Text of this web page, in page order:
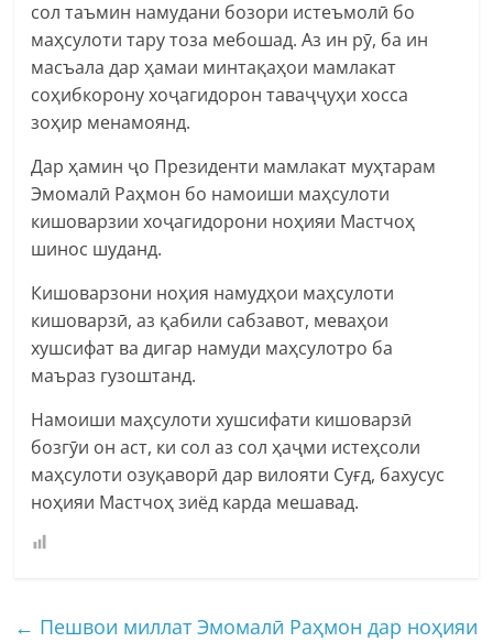
сол таъмин намудани бозори истеъмолӣ бо
маҳсулоти тару тоза мебошад. Аз ин рӯ, ба ин
масъала дар ҳамаи минтақаҳои мамлакат
соҳибкорону хоҷагидорон таваҷҷуҳи хосса
зоҳир менамоянд.
Дар ҳамин ҷо Президенти мамлакат муҳтарам
Эмомалӣ Раҳмон бо намоиши маҳсулоти
кишоварзии хоҷагидорони ноҳияи Мастчоҳ
шинос шуданд.
Кишоварзони ноҳия намудҳои маҳсулоти
кишоварзӣ, аз қабили сабзавот, меваҳои
хушсифат ва дигар намуди маҳсулотро ба
маъраз гузоштанд.
Намоиши маҳсулоти хушсифати кишоварзӣ
бозгӯи он аст, ки сол аз сол ҳаҷми истеҳсоли
маҳсулоти озуқаворӣ дар вилояти Суғд, бахусус
ноҳияи Мастчоҳ зиёд карда мешавад.
← Пешвои миллат Эмомалӣ Раҳмон дар ноҳияи